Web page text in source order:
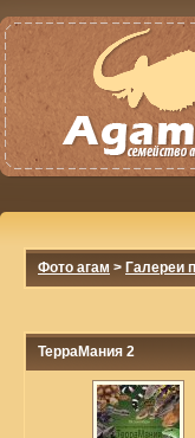
Фото агам > Галереи
ТерраМания 2